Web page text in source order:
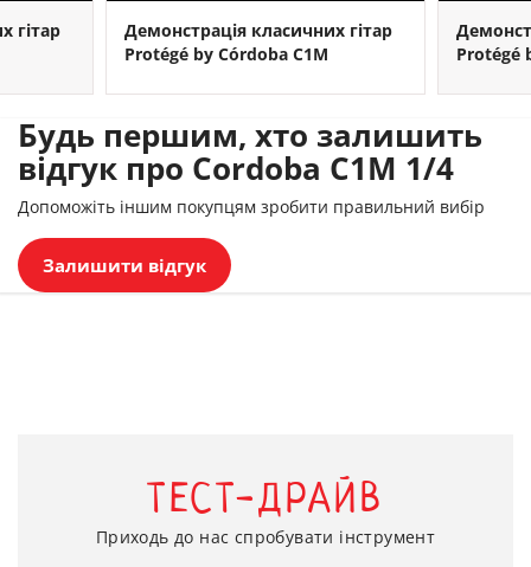
гітар
Демонстрація класичних гітар
Protégé by Córdoba C1M
Protégé
Будь першим, хто залишить
відгук про Cordoba C1M 1/4
Допоможіть іншим покупцям зробити правильний вибір
Залишити відгук
ТЕСТ-ДРАЙВ
Приходь до нас спробувати інструмент